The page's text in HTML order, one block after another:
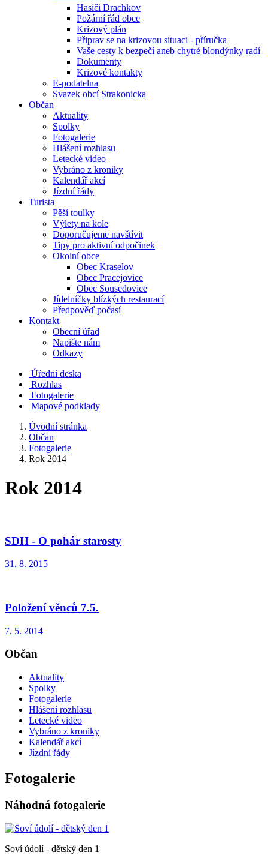
Hasiči Drachkov
Požární řád obce
Krizový plán
Připrav se na krizovou situaci - příručka
Vaše cesty k bezpečí aneb chytré blondýnky radí
Dokumenty
Krizové kontakty
E-podatelna
Svazek obcí Strakonicka
Občan
Aktuality
Spolky
Fotogalerie
Hlášení rozhlasu
Letecké video
Vybráno z kroniky
Kalendář akcí
Jízdní řády
Turista
Pěší toulky
Výlety na kole
Doporučujeme navštívit
Tipy pro aktivní odpočinek
Okolní obce
Obec Kraselov
Obec Pracejovice
Obec Sousedovice
Jídelníčky blízkých restaurací
Předpověď počasí
Kontakt
Obecní úřad
Napište nám
Odkazy
Úřední deska
Rozhlas
Fotogalerie
Mapové podklady
Úvodní stránka
Občan
Fotogalerie
Rok 2014
Rok 2014
SDH - O pohár starosty
31. 8. 2015
Položení věnců 7.5.
7. 5. 2014
Občan
Aktuality
Spolky
Fotogalerie
Hlášení rozhlasu
Letecké video
Vybráno z kroniky
Kalendář akcí
Jízdní řády
Fotogalerie
Náhodná fotogalerie
Soví údolí - dětský den 1